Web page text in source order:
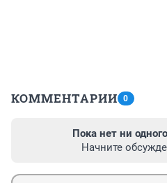
КОММЕНТАРИИ 0
Пока нет ни
Начните